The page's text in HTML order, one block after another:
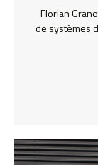
Florian
de systèmes